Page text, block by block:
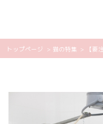
トップページ > 猫の特集 > 【要